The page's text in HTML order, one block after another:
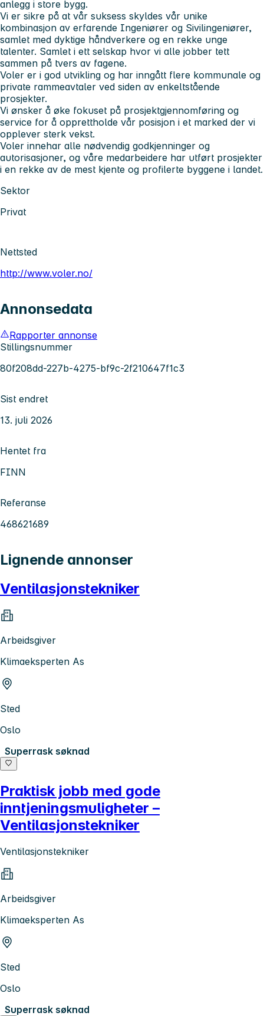
anlegg i store bygg.
Vi er sikre på at vår suksess skyldes vår unike
kombinasjon av erfarende Ingeniører og Sivilingeniører,
samlet med dyktige håndverkere og en rekke unge
talenter. Samlet i ett selskap hvor vi alle jobber tett
sammen på tvers av fagene.
Voler er i god utvikling og har inngått flere kommunale og
private rammeavtaler ved siden av enkeltstående
prosjekter.
Vi ønsker å øke fokuset på prosjektgjennomføring og
service for å opprettholde vår posisjon i et marked der vi
opplever sterk vekst.
Voler innehar alle nødvendig godkjenninger og
autorisasjoner, og våre medarbeidere har utført prosjekter
i en rekke av de mest kjente og profilerte byggene i landet.
Sektor
Privat
Nettsted
http://www.voler.no/
Annonsedata
Rapporter annonse
Stillingsnummer
80f208dd-227b-4275-bf9c-2f210647f1c3
Sist endret
13. juli 2026
Hentet fra
FINN
Referanse
468621689
Lignende annonser
Ventilasjonstekniker
Arbeidsgiver
Klimaeksperten As
Sted
Oslo
Superrask søknad
Praktisk jobb med gode
inntjeningsmuligheter –
Ventilasjonstekniker
Ventilasjonstekniker
Arbeidsgiver
Klimaeksperten As
Sted
Oslo
Superrask søknad